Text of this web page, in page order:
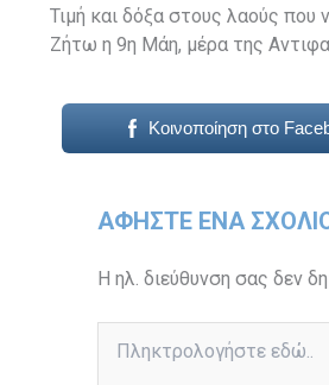
Τιμή και δόξα στους λαούς που
Ζήτω η 9η Μάη, μέρα της
Κοινοποίηση στο
ΑΦΉΣΤΕ ΈΝΑ
Η ηλ. διεύθυνση σας δεν
εδώ..